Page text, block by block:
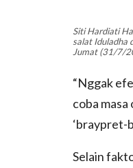
Siti Hardiati
salat Iduladha
Jumat (31/7/
“Nggak
coba
‘braypret-
Selain